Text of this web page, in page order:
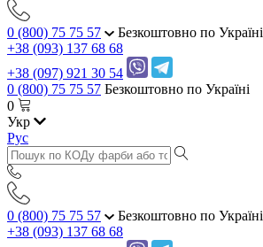
0 (800) 75 75 57
Безкоштовно по Україні
+38 (093) 137 68 68
+38 (097) 921 30 54
0 (800) 75 75 57 Безкоштовно по Україні
0
Укр
Рус
0 (800) 75 75 57
Безкоштовно по Україні
+38 (093) 137 68 68